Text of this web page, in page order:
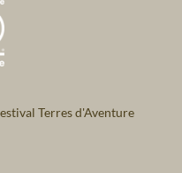
Terres d'Aventure